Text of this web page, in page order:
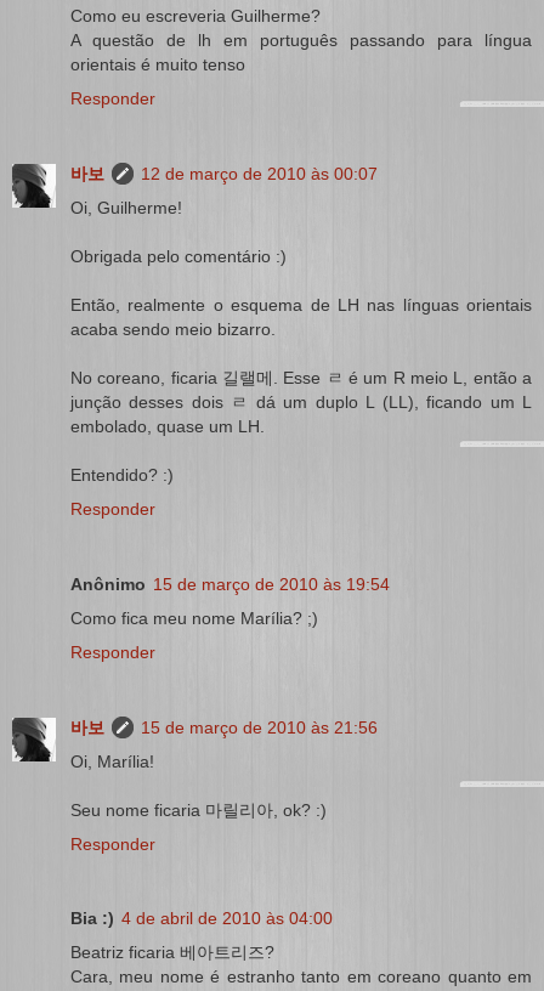
Como eu escreveria Guilherme?
A questão de lh em português passando para língua
orientais é muito tenso
Responder
바보
12 de março de 2010 às 00:07
Oi, Guilherme!
Obrigada pelo comentário :)
Então, realmente o esquema de LH nas línguas orientais
acaba sendo meio bizarro.
No coreano, ficaria 길랠메. Esse ㄹ é um R meio L, então a
junção desses dois ㄹ dá um duplo L (LL), ficando um L
embolado, quase um LH.
Entendido? :)
Responder
Anônimo 15 de março de 2010 às 19:54
Como fica meu nome Marília? ;)
Responder
바보
15 de março de 2010 às 21:56
Oi, Marília!
Seu nome ficaria 마릴리아, ok? :)
Responder
Bia :) 4 de abril de 2010 às 04:00
Beatriz ficaria 베아트리즈?
Cara, meu nome é estranho tanto em coreano quanto em